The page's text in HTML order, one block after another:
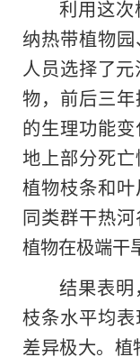
利用这
纳热带植物
人员选择了
物，前后三
的生理功能
地上部分死
植物枝条和
同类群干热
植物在极端干
结果表
枝条水平均
差异极大。